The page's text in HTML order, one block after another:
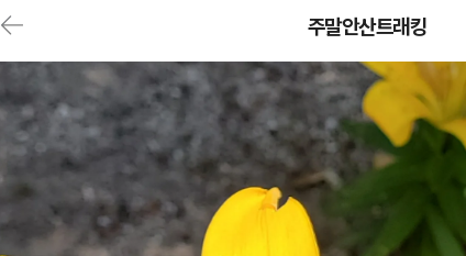
주말안산트래킹